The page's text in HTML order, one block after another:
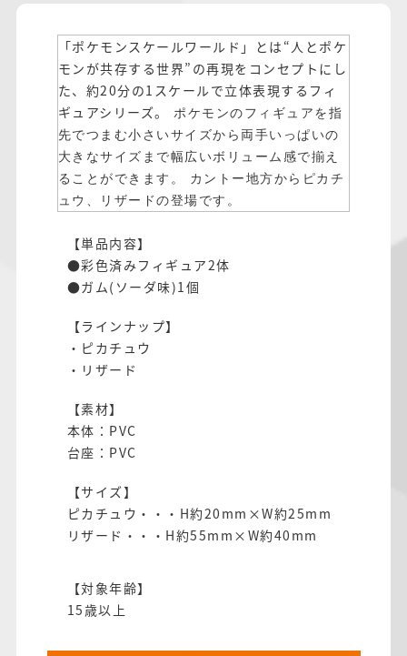
「ポケモンスケールワールド」とは“人とポケ
モンが共存する世界”の再現をコンセプトにし
た、約20分の1スケールで立体表現するフィ
ギュアシリーズ。
ポケモンのフィギュアを指
先でつまむ小さいサイズから両手いっぱいの
大きなサイズまで幅広いボリューム感で揃え
ることができます。 カントー地方からピカチ
ュウ、リザードの登場です。
【単品内容】
●彩色済みフィギュア2体
●ガム(ソーダ味)1個
【ラインナップ】
・ピカチュウ
・リザード
【素材】
本体：PVC
台座：PVC
【サイズ】
ピカチュウ・・・H約20mm×W約25mm
リザード・・・H約55mm×W約40mm
【対象年齢】
15歳以上